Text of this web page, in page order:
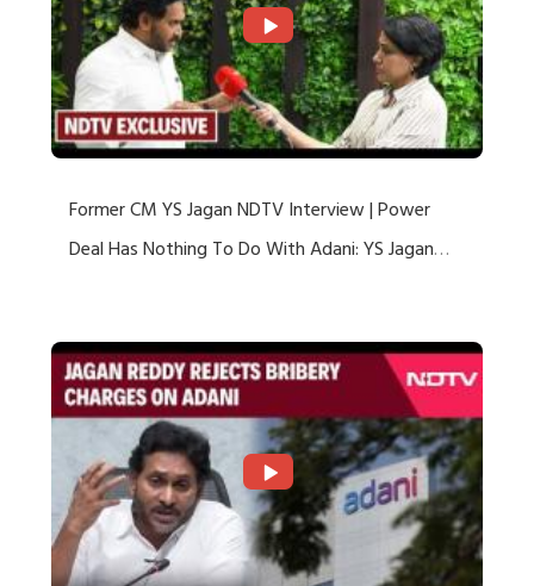
Former CM YS Jagan NDTV Interview | Power
Deal Has Nothing To Do With Adani: YS Jagan